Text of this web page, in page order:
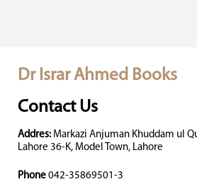
Dr Israr Ahmed Books
Contact Us
Addres: Markazi Anjuman Khuddam ul
Lahore 36-K, Model Town, Lahore
Phone 042-35869501-3